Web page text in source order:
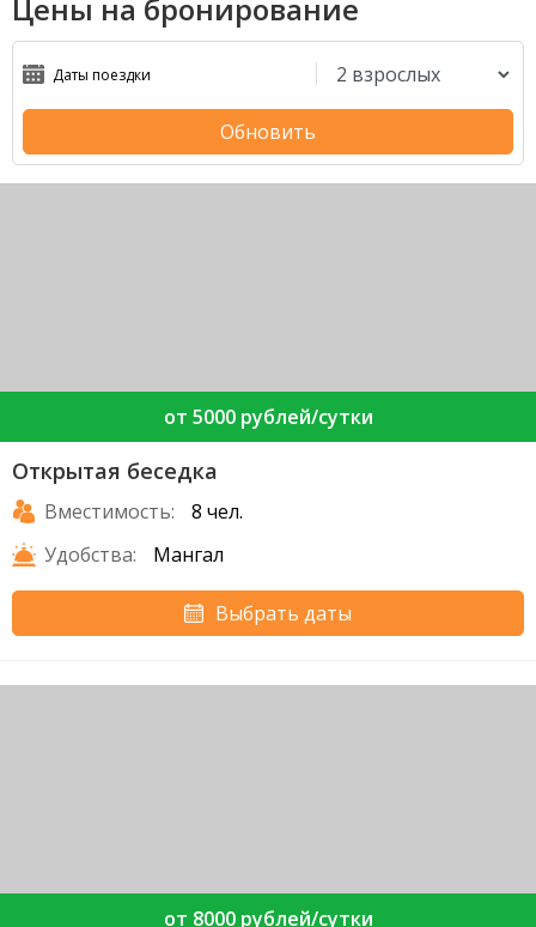
Цены на бронирование
Обновить
от 5000 рублей/сутки
Открытая беседка
Вместимость:
8 чел.
Удобства:
Мангал
Выбрать даты
от 8000 рублей/сутки